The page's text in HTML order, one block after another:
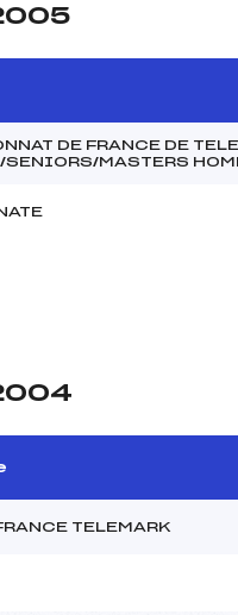
DE FRANCE DE
MASTERS
TELEMARK